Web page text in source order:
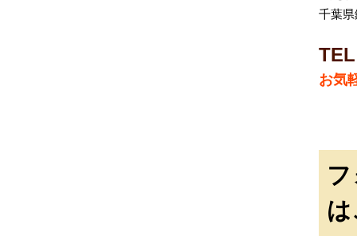
千葉
お気